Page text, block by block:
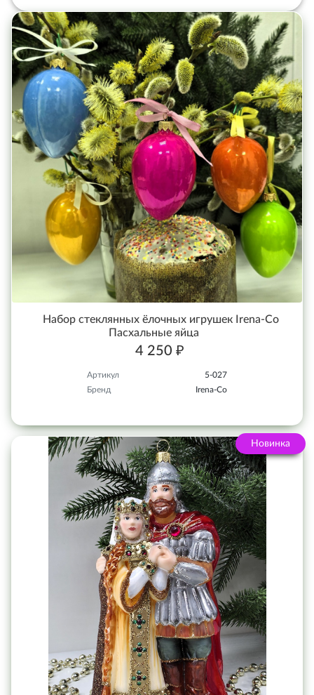
Набор стеклянных ёлочных игрушек Irena-Co
Пасхальные яйца
4 250 ₽
Артикул
5-027
Бренд
Irena-Co
Новинка